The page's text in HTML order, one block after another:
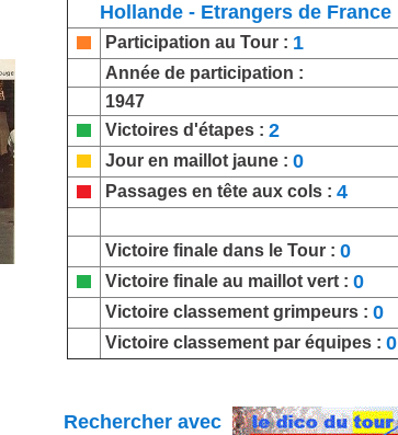
Hollande - Etrangers de France
Participation au Tour : 1
Année de participation :
1947
Victoires d'étapes : 2
Jour en maillot jaune : 0
Passages en tête aux cols : 4
Victoire finale dans le Tour : 0
Victoire finale au maillot vert : 0
Victoire classement grimpeurs : 0
Victoire classement par équipes : 0
Rechercher avec